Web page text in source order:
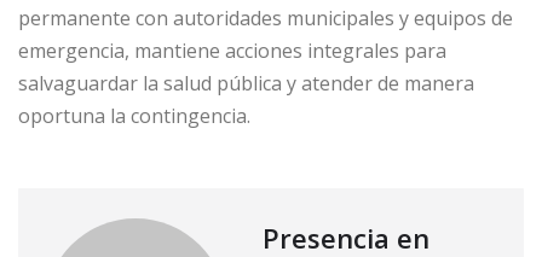
permanente con autoridades municipales y equipos de
emergencia, mantiene acciones integrales para
salvaguardar la salud pública y atender de manera
oportuna la contingencia.
Presencia en